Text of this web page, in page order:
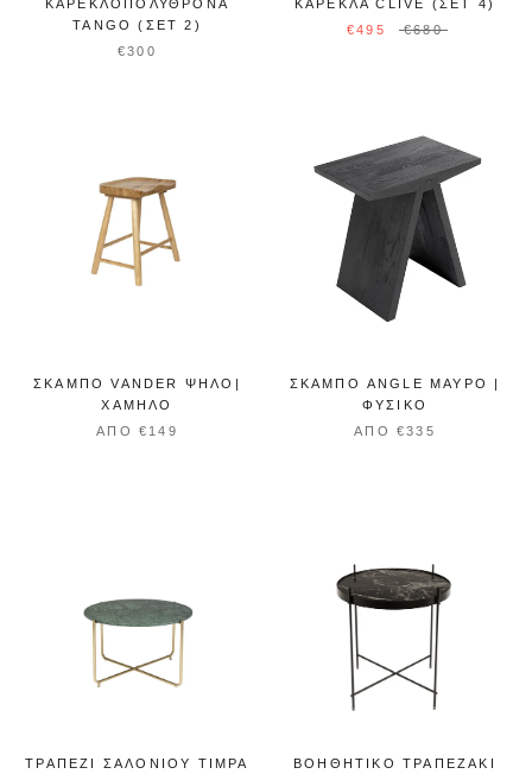
ΚΑΡΕΚΛΟΠΟΛΥΘΡΌΝΑ
TANGO (ΣΕΤ 2)
€300
ΚΑΡΈΚΛΑ CLIVE (ΣΕΤ 4)
€495
€680
ΣΚΑΜΠΌ VANDER ΨΗΛΌ|
ΧΑΜΗΛΌ
ΑΠΌ €149
ΣΚΑΜΠΌ ANGLE ΜΑΎΡΟ |
ΦΥΣΙΚΌ
ΑΠΌ €335
ΤΡΑΠΈΖΙ ΣΑΛΟΝΙΟΎ TIMPA
ΒΟΗΘΗΤΙΚΌ ΤΡΑΠΕΖΆΚΙ